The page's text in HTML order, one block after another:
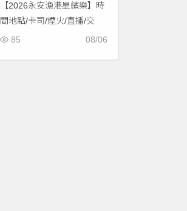
【2026永安漁港星繽樂】時
間地點/卡司/煙火/直播/交
通，免費入場！
08/06
85